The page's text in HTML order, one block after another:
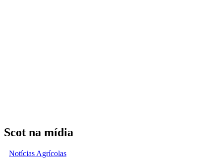
Scot na mídia
Notícias Agrícolas